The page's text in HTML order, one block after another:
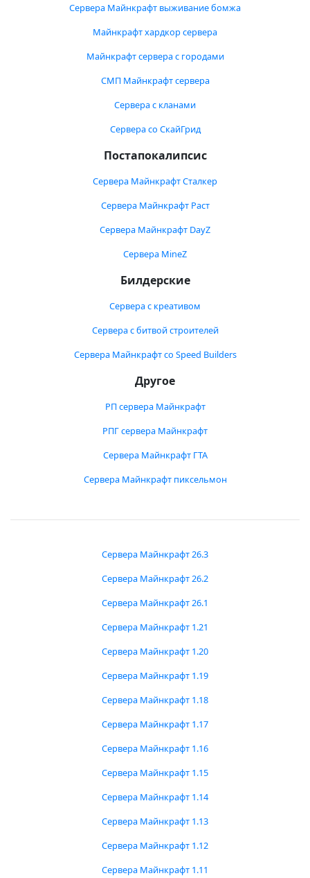
Сервера Майнкрафт выживание бомжа
Майнкрафт хардкор сервера
Майнкрафт сервера с городами
СМП Майнкрафт сервера
Сервера с кланами
Сервера со СкайГрид
Постапокалипсис
Сервера Майнкрафт Сталкер
Сервера Майнкрафт Раст
Сервера Майнкрафт DayZ
Сервера MineZ
Билдерские
Сервера с креативом
Сервера с битвой строителей
Сервера Майнкрафт со Speed Builders
Другое
РП сервера Майнкрафт
РПГ сервера Майнкрафт
Сервера Майнкрафт ГТА
Сервера Майнкрафт пиксельмон
Сервера Майнкрафт 26.3
Сервера Майнкрафт 26.2
Сервера Майнкрафт 26.1
Сервера Майнкрафт 1.21
Сервера Майнкрафт 1.20
Сервера Майнкрафт 1.19
Сервера Майнкрафт 1.18
Сервера Майнкрафт 1.17
Сервера Майнкрафт 1.16
Сервера Майнкрафт 1.15
Сервера Майнкрафт 1.14
Сервера Майнкрафт 1.13
Сервера Майнкрафт 1.12
Сервера Майнкрафт 1.11